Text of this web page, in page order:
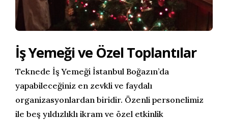
İş Yemeği ve Özel Toplantılar
Teknede İş Yemeği İstanbul Boğazın’da
yapabileceğiniz en zevkli ve faydalı
organizasyonlardan biridir. Özenli personelimiz
ile beş yıldızlıklı ikram ve özel etkinlik